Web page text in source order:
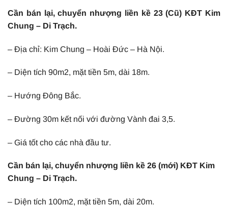
Cần bán lại, chuyển nhượng liền kề 23 (Cũ) KĐT Kim
Chung – Di Trạch.
– Địa chỉ: Kim Chung – Hoài Đức – Hà Nội.
– Diện tích 90m2, mặt tiền 5m, dài 18m.
– Hướng Đông Bắc.
– Đường 30m kết nối với đường Vành đai 3,5.
– Giá tốt cho các nhà đầu tư.
Cần bán lại, chuyển nhượng liền kề 26 (mới) KĐT Kim
Chung – Di Trạch.
– Diện tích 100m2, mặt tiền 5m, dài 20m.